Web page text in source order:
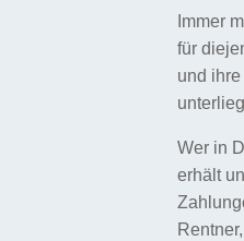
Immer
für
und
Wer in
erhält